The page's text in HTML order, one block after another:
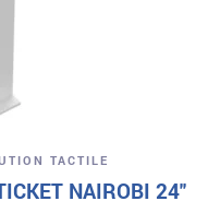
TACTILE
NAIROBI 24″